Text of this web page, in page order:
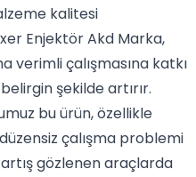
kalitesi
Enjektör Akd Marka,
verimli çalışmasına katkı
şekilde artırır.
bu ürün, özellikle
çalışma problemi
gözlenen araçlarda